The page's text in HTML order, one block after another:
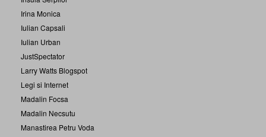
Irina Monica
Iulian Capsali
Iulian Urban
JustSpectator
Larry Watts Blogspot
Legi si Internet
Madalin Focsa
Madalin Necsutu
Manastirea Petru Voda